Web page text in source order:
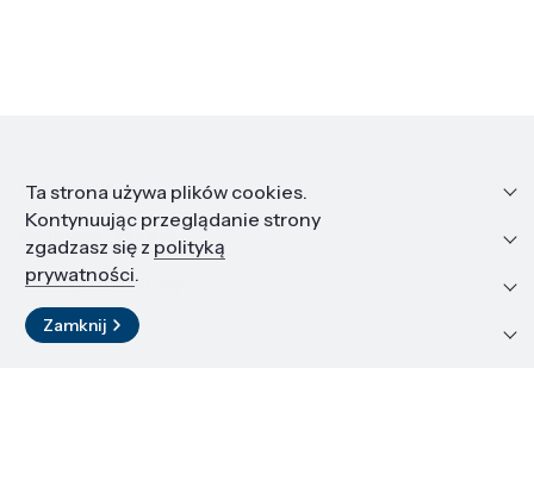
Informacje
Edukacja i kariera
Zasoby i materiały
Kontakt
Ta strona używa plików cookies.
Kontynuując przeglądanie strony
zgadzasz się z polityką
prywatności.
Zamknij